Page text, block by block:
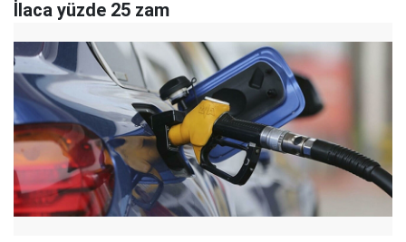
İlaca yüzde 25 zam